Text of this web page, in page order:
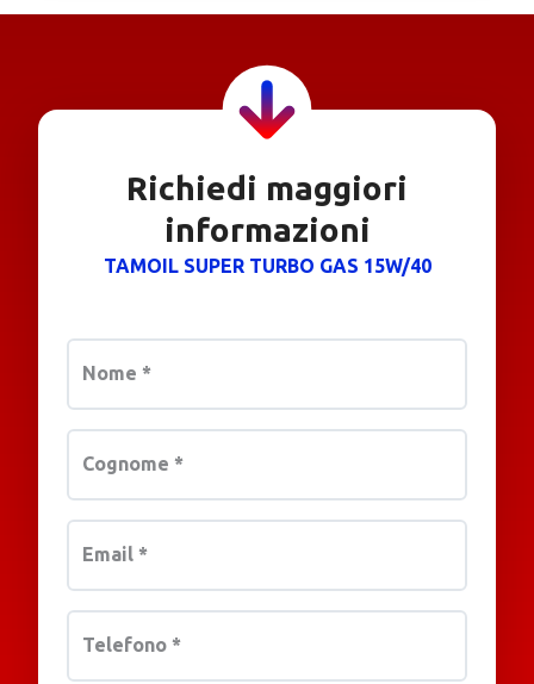
Richiedi maggiori
informazioni
TAMOIL SUPER TURBO GAS 15W/40
Nome *
Cognome *
Email *
Telefono *